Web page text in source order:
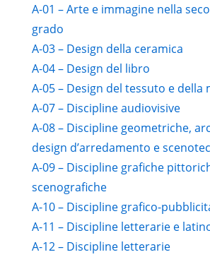
A-01 – Arte e immagine nella
grado
A-03 – Design della ceramica
A-04 – Design del libro
A-05 – Design del tessuto e della
A-07 – Discipline audiovisive
A-08 – Discipline geometriche,
design d’arredamento e
A-09 – Discipline grafiche
scenografiche
A-10 – Discipline grafico-
A-11 – Discipline letterarie e
A-12 – Discipline letterarie